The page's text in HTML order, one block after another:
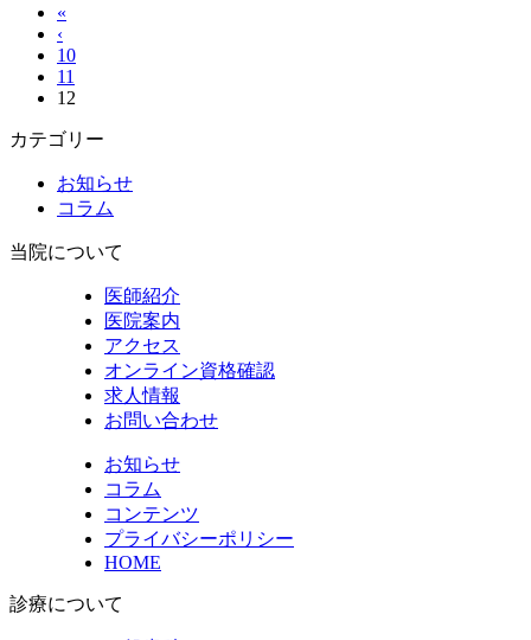
«
‹
10
11
12
カテゴリー
お知らせ
コラム
当院について
医師紹介
医院案内
アクセス
オンライン資格確認
求人情報
お問い合わせ
お知らせ
コラム
コンテンツ
プライバシーポリシー
HOME
診療について